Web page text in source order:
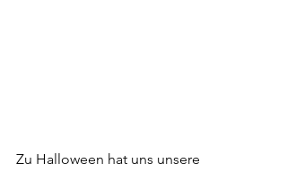
Zu Halloween hat uns unsere